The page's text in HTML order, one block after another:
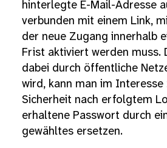
hinterlegte E-Mail-Adresse
verbunden mit einem Link,
der neue Zugang innerhalb
Frist aktiviert werden muss.
dabei durch öffentliche
wird, kann man im
Sicherheit nach erfolgtem
erhaltene Passwort durch
gewähltes ersetzen.